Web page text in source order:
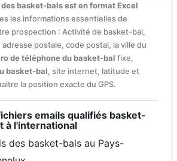
basket-bals est en format Excel
les informations essentielles de
prospection : Activité de basket-bal,
adresse postale, code postal, la ville du
de téléphone du basket-bal fixe,
basket-bal, site internet, latitude et
la position exacte du GPS.
emails qualifiés basket-
à l'international
des basket-bals au Pays-